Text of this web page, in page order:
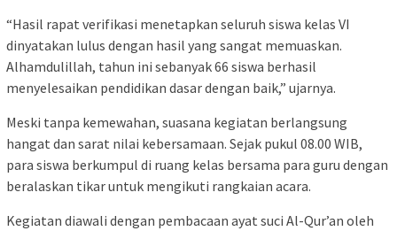
“Hasil rapat verifikasi menetapkan seluruh siswa kelas VI
dinyatakan lulus dengan hasil yang sangat memuaskan.
Alhamdulillah, tahun ini sebanyak 66 siswa berhasil
menyelesaikan pendidikan dasar dengan baik,” ujarnya.
Meski tanpa kemewahan, suasana kegiatan berlangsung
hangat dan sarat nilai kebersamaan. Sejak pukul 08.00 WIB,
para siswa berkumpul di ruang kelas bersama para guru dengan
beralaskan tikar untuk mengikuti rangkaian acara.
Kegiatan diawali dengan pembacaan ayat suci Al-Qur’an oleh